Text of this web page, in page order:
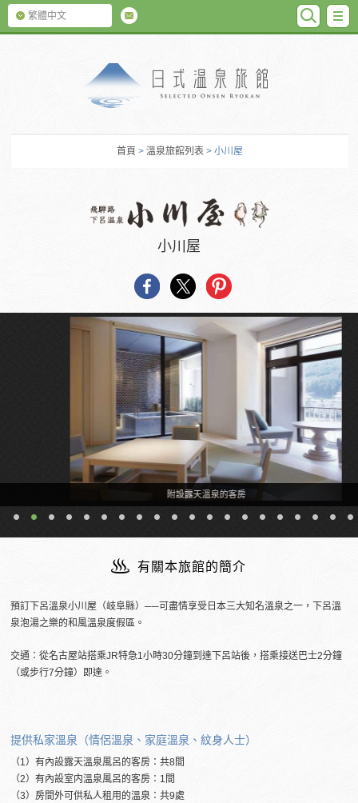
繁體中文
首頁 > 溫泉旅館列表 > 小川屋
小川屋
附設露天溫泉的客房
有關本旅館的簡介
預訂下呂溫泉小川屋（岐阜縣）──可盡情享受日本三大知名溫泉之一，下呂溫
泉泡湯之樂的和風溫泉度假區。
交通：從名古屋站搭乘JR特急1小時30分鐘到達下呂站後，搭乘接送巴士2分鐘
（或步行7分鐘）即達。
提供私家溫泉（情侶溫泉、家庭溫泉、紋身人士）
（1）有內設露天溫泉風呂的客房：共8間
（2）有內設室内溫泉風呂的客房：1間
（3）房間外可供私人租用的溫泉：共9處